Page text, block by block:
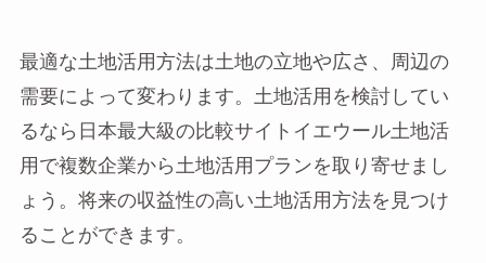
最適な土地活用方法は土地の立地や広さ、周辺の
需要によって変わります。土地活用を検討してい
るなら日本最大級の比較サイトイエウール土地活
用で複数企業から土地活用プランを取り寄せまし
ょう。将来の収益性の高い土地活用方法を見つけ
ることができます。